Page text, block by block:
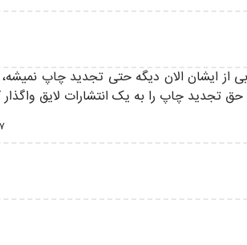
ایشان الان دیگه حتی تجدید چاپ نمیشه،
تجدید چاپ را به یک انتشارات لایق واگذار